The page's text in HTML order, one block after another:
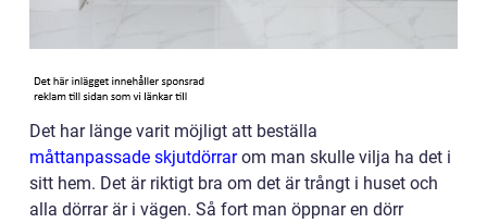
Det har länge varit möjligt att beställa
måttanpassade skjutdörrarom man skulle vilja ha det i
sitt hem. Det är riktigt bra om det är trångt i huset och
alla dörrar är i vägen. Så fort man öppnar en dörr